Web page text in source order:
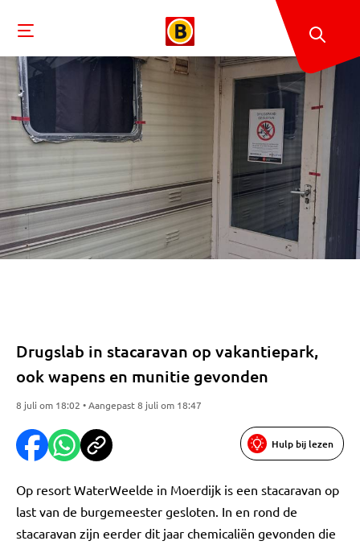
Drugslab in stacaravan op vakantiepark,
ook wapens en munitie gevonden
8 juli om 18:02 • Aangepast 8 juli om 18:47
Hulp bij lezen
Op resort WaterWeelde in Moerdijk is een stacaravan op
last van de burgemeester gesloten. In en rond de
stacaravan zijn eerder dit jaar chemicaliën gevonden die